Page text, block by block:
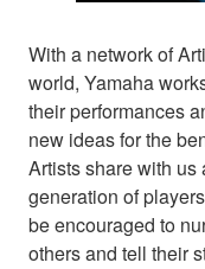
With a network of
world, Yamaha
their performances
new ideas for the
Artists share with
generation of
be encouraged to
others and tell their